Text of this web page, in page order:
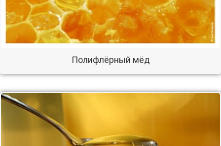
Полифлёрный мёд